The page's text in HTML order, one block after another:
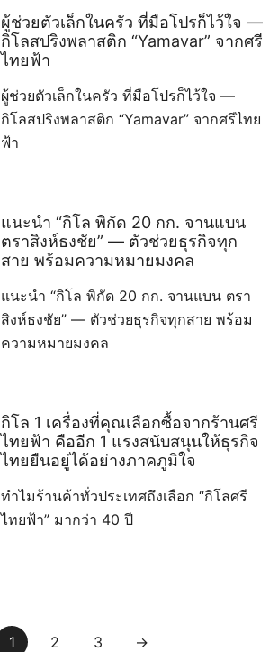
ผู้ช่วยตัวเล็กในครัว ที่มือโปรก็ไว้ใจ —
กิโลสปริงพลาสติก “Yamavar” จากศรี
ไทยฟ้า
ผู้ช่วยตัวเล็กในครัว ที่มือโปรก็ไว้ใจ —
กิโลสปริงพลาสติก “Yamavar” จากศรีไทย
ฟ้า
แนะนำ “กิโล พิกัด 20 กก. จานแบน
ตราสิงห์ธงชัย” — ตัวช่วยธุรกิจทุก
สาย พร้อมความหมายมงคล
แนะนำ “กิโล พิกัด 20 กก. จานแบน ตรา
สิงห์ธงชัย” — ตัวช่วยธุรกิจทุกสาย พร้อม
ความหมายมงคล
กิโล 1 เครื่องที่คุณเลือกซื้อจากร้านศรี
ไทยฟ้า คืออีก 1 แรงสนับสนุนให้ธุรกิจ
ไทยยืนอยู่ได้อย่างภาคภูมิใจ
ทำไมร้านค้าทั่วประเทศถึงเลือก “กิโลศรี
ไทยฟ้า” มากว่า 40 ปี
1 2 3 →